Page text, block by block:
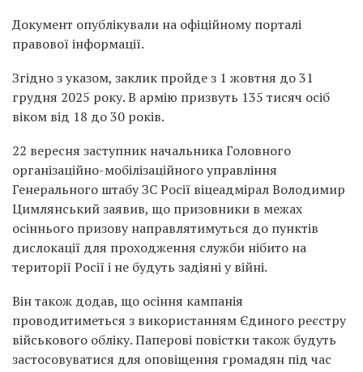
Документ опублікували на офіційному порталі
правової інформації.
Згідно з указом, заклик пройде з 1 жовтня до 31
грудня 2025 року. В армію призвуть 135 тисяч осіб
віком від 18 до 30 років.
22 вересня заступник начальника Головного
організаційно-мобілізаційного управління
Генерального штабу ЗС Росії віцеадмірал Володимир
Цимлянськийзаявив, що призовники в межах
осіннього призову направлятимуться до пунктів
дислокації для проходження служби нібито на
території Росії і не будуть задіяні у війні.
Він також додав, що осіння кампанія
проводитиметься з використанням Єдиного реєстру
військового обліку. Паперові повістки також будуть
застосовуватися для оповіщення громадян під час